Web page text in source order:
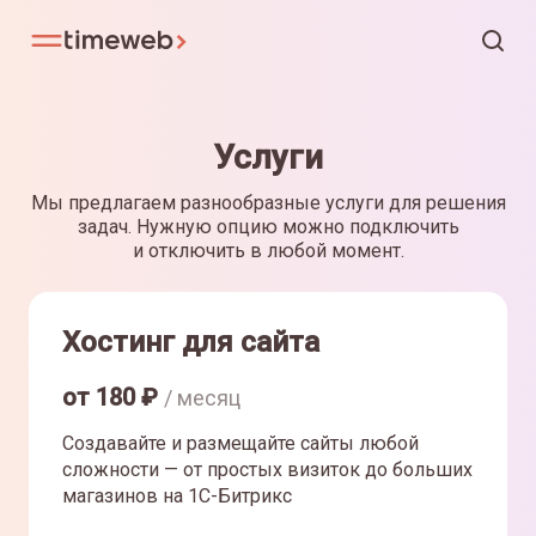
Услуги
Мы предлагаем разнообразные услуги для решения
задач. Нужную опцию можно подключить
и отключить в любой момент.
Хостинг для сайта
от 180₽ / месяц
Создавайте и размещайте сайты любой
сложности — от простых визиток до больших
магазинов на 1С-Битрикс